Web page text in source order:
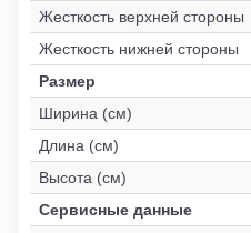
Жесткость верхней стороны
Жесткость нижней стороны
Размер
Ширина (см)
Длина (см)
Высота (см)
Сервисные данные